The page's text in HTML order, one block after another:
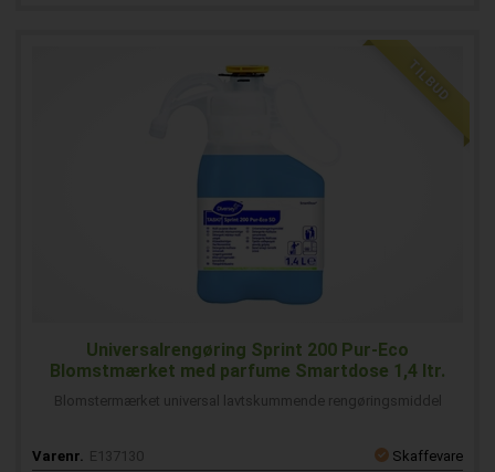
TILBUD
Universalrengøring Sprint 200 Pur-Eco
Blomstmærket med parfume Smartdose 1,4 ltr.
Blomstermærket universal lavtskummende rengøringsmiddel
Varenr. E137130
Skaffevare